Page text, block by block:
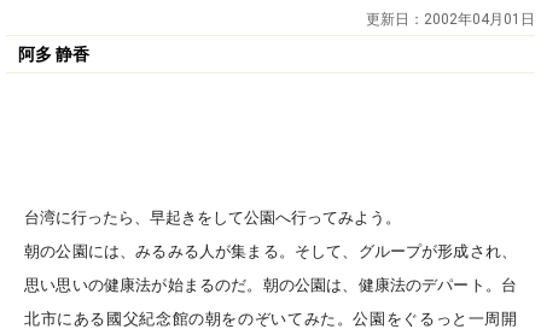
更新日： 2002年04月01日
阿多 静香
台湾に行ったら、早起きをして公園へ行ってみよう。
朝の公園には、みるみる人が集まる。そして、グループが形成され、
思い思いの健康法が始まるのだ。朝の公園は、健康法のデパート。台
北市にある國父紀念館の朝をのぞいてみた。公園をぐるっと一周開